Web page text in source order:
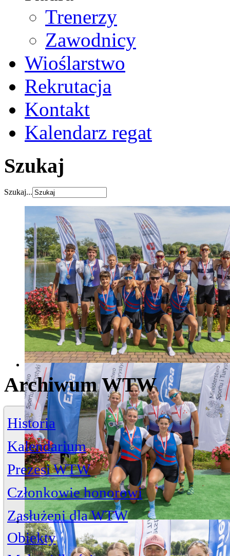
Trenerzy
Zawodnicy
Wioślarstwo
Rekrutacja
Kontakt
Kalendarz regat
Szukaj
Szukaj...
Archiwum WTW
Historia
Kalendarium
Prezesi WTW
Członkowie honorowi
Zasłużeni dla WTW
Jerzy Bojańczyk
Życiorys
Artykuły
Wiktor Szelągowski
Zasłużeni członkowie
Obiekty
Przystańul. Piwna 3